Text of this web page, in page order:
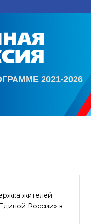
2021-2026
жителей:
России» в